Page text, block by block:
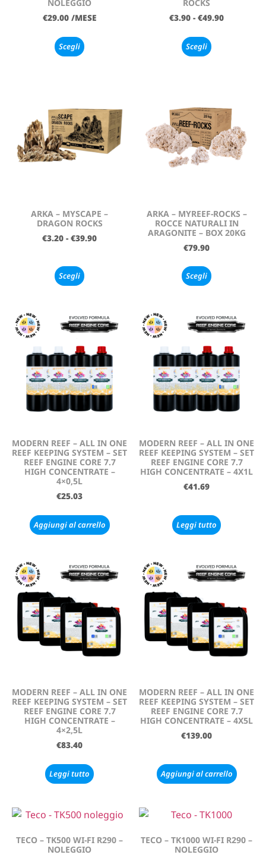
NOLEGGIO
€29.00 /MESE
Scegli
ROCKS
€3.90 - €49.90
Scegli
ARKA – MYSCAPE –
DRAGON ROCKS
€3.20 - €39.90
Scegli
ARKA – MYREEF-ROCKS –
ROCCE NATURALI IN
ARAGONITE – BOX 20KG
€79.90
Scegli
MODERN REEF – ALL IN ONE
REEF KEEPING SYSTEM – SET
REEF ENGINE CORE 7.7
HIGH CONCENTRATE –
4×0,5L
€25.03
Aggiungi al carrello
MODERN REEF – ALL IN ONE
REEF KEEPING SYSTEM – SET
REEF ENGINE CORE 7.7
HIGH CONCENTRATE – 4X1L
€41.69
Leggi tutto
MODERN REEF – ALL IN ONE
REEF KEEPING SYSTEM – SET
REEF ENGINE CORE 7.7
HIGH CONCENTRATE –
4×2,5L
€83.40
Leggi tutto
MODERN REEF – ALL IN ONE
REEF KEEPING SYSTEM – SET
REEF ENGINE CORE 7.7
HIGH CONCENTRATE – 4X5L
€139.00
Aggiungi al carrello
TECO – TK500 WI-FI R290 –
NOLEGGIO
TECO – TK1000 WI-FI R290 –
NOLEGGIO